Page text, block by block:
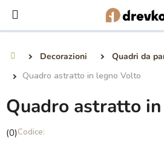
contenuto
Decorazioni Quadri da
Quadro astratto in legno Volto
Quadro astratto
La
(0)